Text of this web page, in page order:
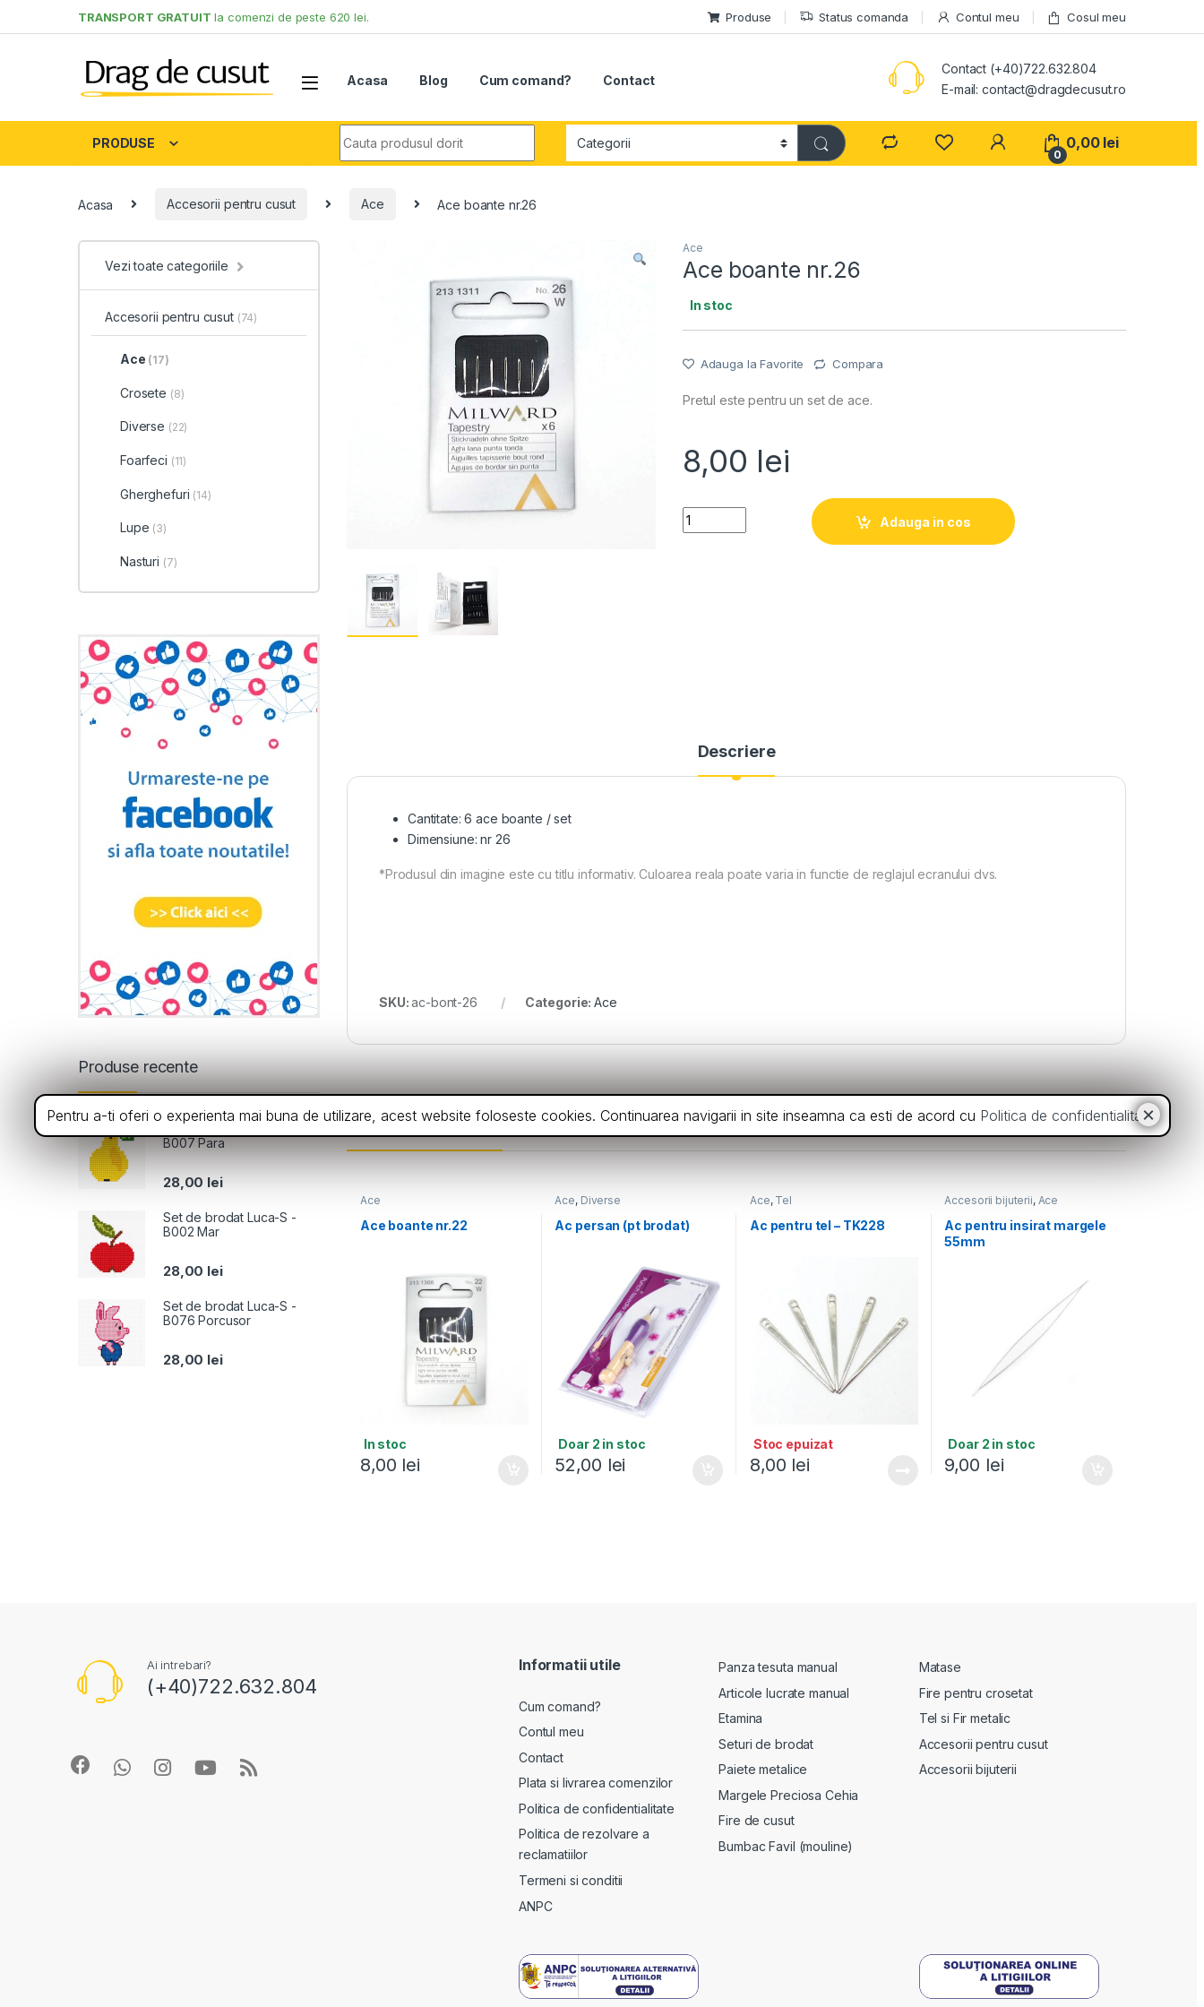
TRANSPORT GRATUIT la comenzi de peste 620 lei. Produse Status comanda Contul meu Cosul meu
Acasa Blog Cum comand? Contact
Contact (+40)722.632.804
E-mail: contact@dragdecusut.ro
PRODUSE
0
0,00 lei
Acasa Accesorii pentru cusut Ace Ace boante nr.26
Ace
Ace boante nr.26
In stoc
Adauga la Favorite Compara
Pretul este pentru un set de ace.
8,00 lei
Quantity
Adauga in cos
Descriere
Cantitate: 6 ace boante / set
Dimensiune: nr 26
*Produsul din imagine este cu titlu informativ. Culoarea reala poate varia in functie de reglajul ecranului dvs.
SKU:ac-bont-26 Categorie:Ace
Din aceeasi categorie
Ace
Ace boante nr.22
In stoc
8,00 lei
Ace, Diverse
Ac persan (pt brodat)
Doar 2 in stoc
52,00 lei
Ace, Tel
Ac pentru tel – TK228
Stoc epuizat
8,00 lei
Accesorii bijuterii, Ace
Ac pentru insirat margele
55mm
Doar 2 in stoc
9,00 lei
Vezi toate categoriile
Accesorii pentru cusut (74)
Ace (17)
Crosete (8)
Diverse (22)
Foarfeci (11)
Gherghefuri (14)
Lupe (3)
Nasturi (7)
Produse recente
Set de brodat Luca-S -
B007 Para
28,00 lei
Set de brodat Luca-S -
B002 Mar
28,00 lei
Set de brodat Luca-S -
B076 Porcusor
28,00 lei
Ai intrebari?
(+40)722.632.804
Informatii utile
Cum comand?
Contul meu
Contact
Plata si livrarea comenzilor
Politica de confidentialitate
Politica de rezolvare a
reclamatiilor
Termeni si conditii
ANPC
Panza tesuta manual
Articole lucrate manual
Etamina
Seturi de brodat
Paiete metalice
Margele Preciosa Cehia
Fire de cusut
Bumbac Favil (mouline)
Matase
Fire pentru crosetat
Tel si Fir metalic
Accesorii pentru cusut
Accesorii bijuterii
Pentru a-ti oferi o experienta mai buna de utilizare, acest website foloseste cookies. Continuarea navigarii in site inseamna ca esti de acord cu Politica de confidentialitate